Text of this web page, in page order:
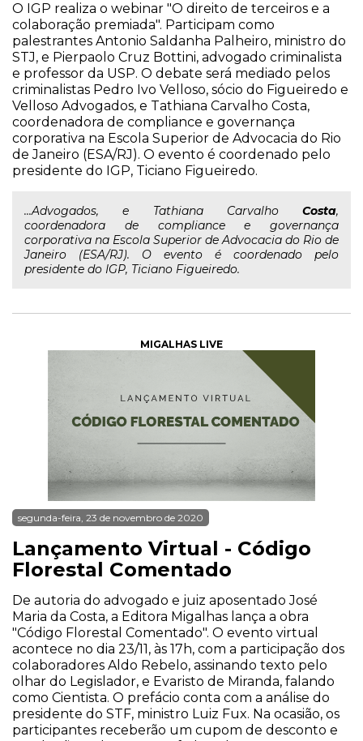
O IGP realiza o webinar "O direito de terceiros e a
colaboração premiada". Participam como
palestrantes Antonio Saldanha Palheiro, ministro do
STJ, e Pierpaolo Cruz Bottini, advogado criminalista
e professor da USP. O debate será mediado pelos
criminalistas Pedro Ivo Velloso, sócio do Figueiredo e
Velloso Advogados, e Tathiana Carvalho Costa,
coordenadora de compliance e governança
corporativa na Escola Superior de Advocacia do Rio
de Janeiro (ESA/RJ). O evento é coordenado pelo
presidente do IGP, Ticiano Figueiredo.
...Advogados, e Tathiana Carvalho Costa,
coordenadora de compliance e governança
corporativa na Escola Superior de Advocacia do Rio de
Janeiro (ESA/RJ). O evento é coordenado pelo
presidente do IGP, Ticiano Figueiredo.
MIGALHAS LIVE
segunda-feira, 23 de novembro de 2020
Lançamento Virtual - Código
Florestal Comentado
De autoria do advogado e juiz aposentado José
Maria da Costa, a Editora Migalhas lança a obra
"Código Florestal Comentado". O evento virtual
acontece no dia 23/11, às 17h, com a participação dos
colaboradores Aldo Rebelo, assinando texto pelo
olhar do Legislador, e Evaristo de Miranda, falando
como Cientista. O prefácio conta com a análise do
presidente do STF, ministro Luiz Fux. Na ocasião, os
participantes receberão um cupom de desconto e